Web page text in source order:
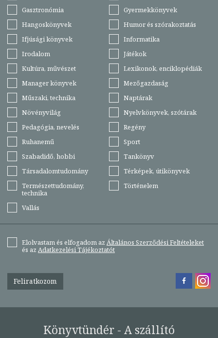
Gasztronómia
Gyermekkönyvek
Hangoskönyvek
Humor és szórakoztatás
Ifjúsági könyvek
Informatika
Irodalom
Játékok
Kultúra, művészet
Lexikonok, enciklopédiák
Manager könyvek
Mezőgazdaság
Műszaki, technika
Naptárak
Növényvilág
Nyelvkönyvek, szótárak
Pedagógia, nevelés
Regény
Ruhanemű
Sport
Szabadidő, hobbi
Tankönyv
Társadalomtudomány
Térképek, útikönyvek
Természettudomány,
technika
Történelem
Vallás
Elolvastam és elfogadom az Általános Szerződési Feltételeket
és az Adatkezelési Tájékoztatót
Feliratkozom
Könyvtündér - A szállító